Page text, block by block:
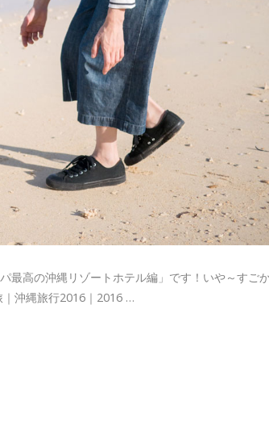
最高の沖縄リゾートホテル編」です！いや～すご
沖縄旅行2016｜2016 …